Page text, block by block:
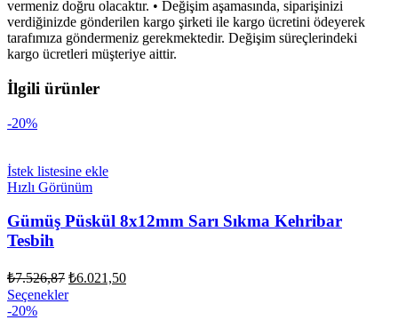
vermeniz doğru olacaktır. • Değişim aşamasında, siparişinizi
verdiğinizde gönderilen kargo şirketi ile kargo ücretini ödeyerek
tarafımıza göndermeniz gerekmektedir. Değişim süreçlerindeki
kargo ücretleri müşteriye aittir.
İlgili ürünler
-20%
İstek listesine ekle
Hızlı Görünüm
Gümüş Püskül 8x12mm Sarı Sıkma Kehribar
Tesbih
₺7.526,87 Orijinal
fiyat:
₺6.021,50Şu
Seçenekler
-20%